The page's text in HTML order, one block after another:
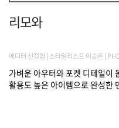
리모와
에디터 신정임 | 스타일리스트 이승은 |
가벼운 아우터와 포켓 디테일이
활용도 높은 아이템으로 완성한